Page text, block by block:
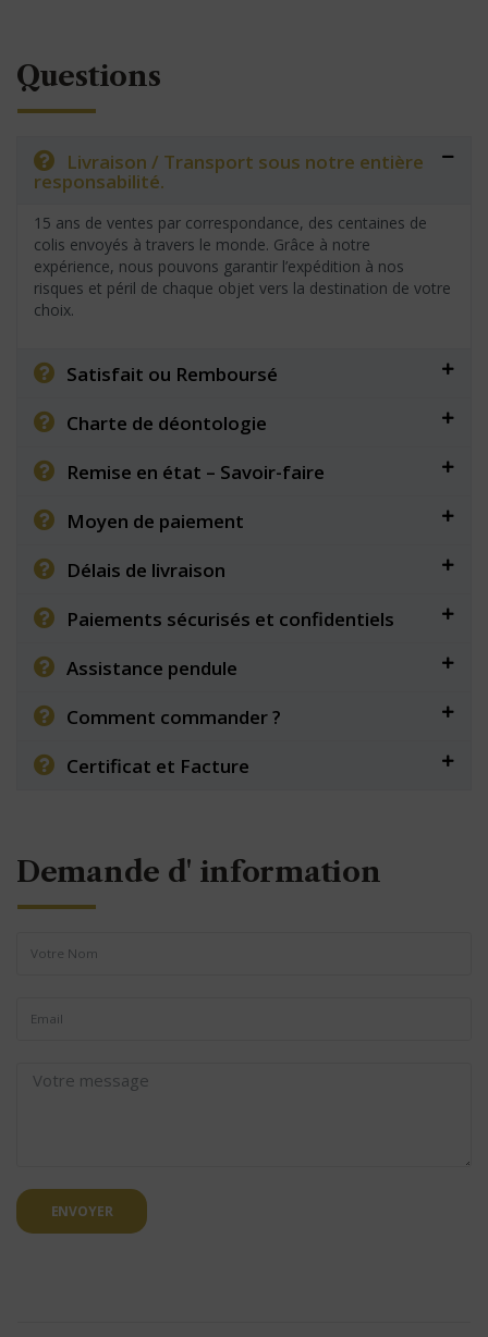
Questions
Livraison / Transport sous notre entière
responsabilité.
15 ans de ventes par correspondance, des centaines de
colis envoyés à travers le monde. Grâce à notre
expérience, nous pouvons garantir l’expédition à nos
risques et péril de chaque objet vers la destination de votre
choix.
Satisfait ou Remboursé
Charte de déontologie
Remise en état – Savoir-faire
Moyen de paiement
Délais de livraison
Paiements sécurisés et confidentiels
Assistance pendule
Comment commander ?
Certificat et Facture
Demande d' information
ENVOYER